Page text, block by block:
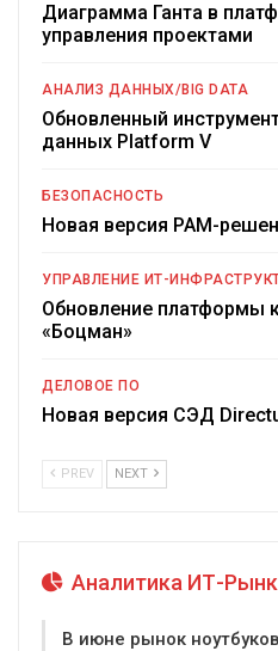
Диаграмма Ганта в
управления проектами
АНАЛИЗ ДАННЫХ/BIG DATA
Обновленный
данных Platform V
БЕЗОПАСНОСТЬ
Новая версия PAM-
УПРАВЛЕНИЕ ИТ-
Обновление платформы
«Боцман»
ДЕЛОВОЕ ПО
Новая версия СЭД
PREV NEXT
Аналитика ИТ-
В июне рынок